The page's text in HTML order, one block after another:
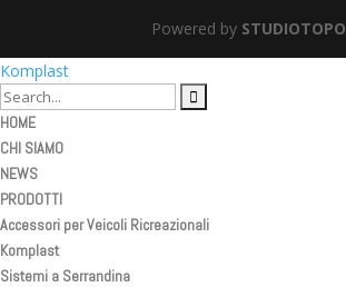
Powered by STUDIOTOPO
Komplast
HOME
CHI SIAMO
NEWS
PRODOTTI
Accessori per Veicoli Ricreazionali
Komplast
Sistemi a Serrandina